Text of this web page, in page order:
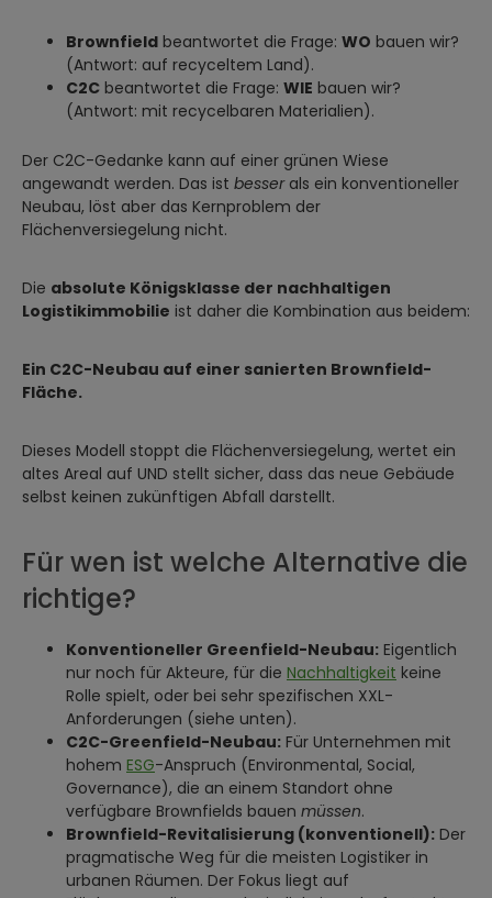
Brownfield beantwortet die Frage: WO bauen wir?
(Antwort: auf recyceltem Land).
C2C beantwortet die Frage: WIE bauen wir?
(Antwort: mit recycelbaren Materialien).
Der C2C-Gedanke kann auf einer grünen Wiese
angewandt werden. Das ist besserals ein konventioneller
Neubau, löst aber das Kernproblem der
Flächenversiegelung nicht.
Die absolute Königsklasse der nachhaltigen
Logistikimmobilie ist daher die Kombination aus beidem:
Ein C2C-Neubau auf einer sanierten Brownfield-
Fläche.
Dieses Modell stoppt die Flächenversiegelung, wertet ein
altes Areal auf UND stellt sicher, dass das neue Gebäude
selbst keinen zukünftigen Abfall darstellt.
Für wen ist welche Alternative die
richtige?
Konventioneller Greenfield-Neubau: Eigentlich
nur noch für Akteure, für die Nachhaltigkeit keine
Rolle spielt, oder bei sehr spezifischen XXL-
Anforderungen (siehe unten).
C2C-Greenfield-Neubau: Für Unternehmen mit
hohem ESG-Anspruch (Environmental, Social,
Governance), die an einem Standort ohne
verfügbare Brownfields bauen müssen.
Brownfield-Revitalisierung (konventionell): Der
pragmatische Weg für die meisten Logistiker in
urbanen Räumen. Der Fokus liegt auf